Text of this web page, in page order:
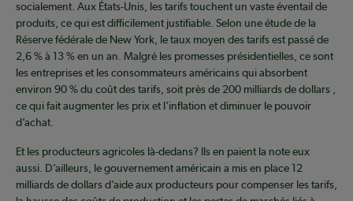
socialement. Aux États-Unis, les tarifs touchent un vaste éventail de
produits, ce qui est difficilement justifiable. Selon une étude de la
Réserve fédérale de New York, le taux moyen des tarifs est passé de
2,6 % à 13 % en un an. Malgré les promesses présidentielles, ce sont
les entreprises et les consommateurs américains qui absorbent
environ 90 % du coût des tarifs, soit près de 200 milliards de dollars ,
ce qui fait augmenter les prix et l’inflation et diminuer le pouvoir
d’achat.
Et les producteurs agricoles là-dedans? Ils en paient la note eux
aussi. D’ailleurs, le gouvernement américain a mis en place 12
milliards de dollars d’aide aux producteurs pour compenser les tarifs,